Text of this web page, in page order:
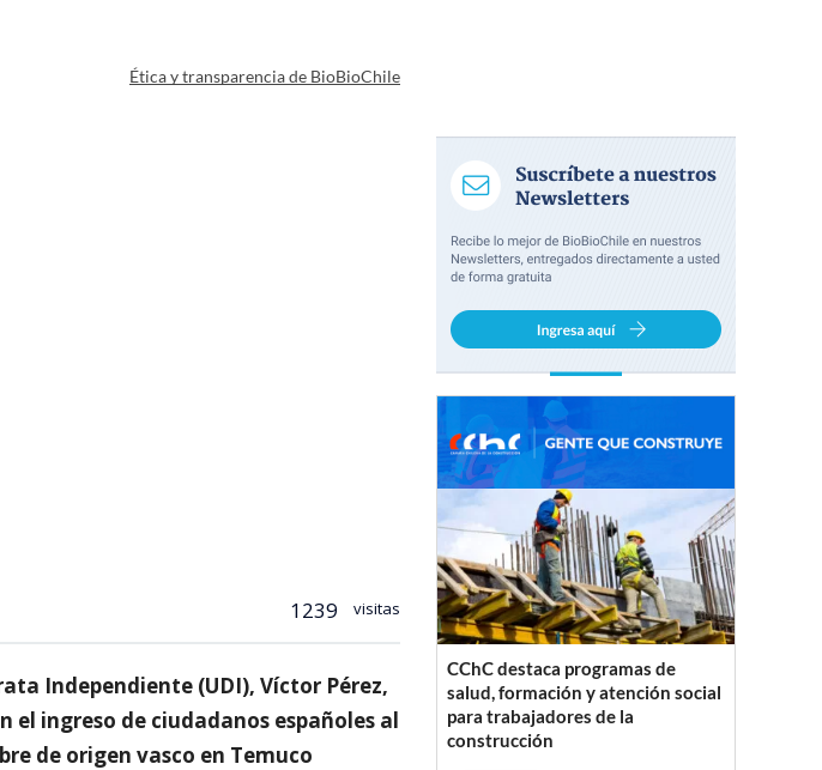
Ética y transparencia de BioBioChile
1239 visitas
Independiente (UDI), Víctor Pérez,
el ingreso de ciudadanos españoles al
de origen vasco en Temuco
CChC destaca programas de
salud, formación y atención social
para trabajadores de la
construcción